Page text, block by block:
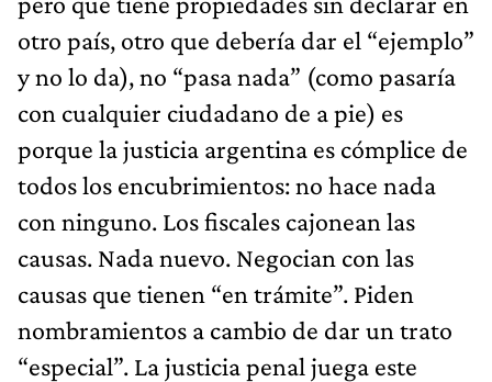
otro país, otro que debería dar el “ejemplo”
y no lo da), no “pasa nada” (como pasaría
con cualquier ciudadano de a pie) es
porque la justicia argentina es cómplice de
todos los encubrimientos: no hace nada
con ninguno. Los fiscales cajonean las
causas. Nada nuevo. Negocian con las
causas que tienen “en trámite”. Piden
nombramientos a cambio de dar un trato
“especial”. La justicia penal juega este